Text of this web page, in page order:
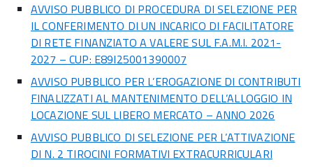
AVVISO PUBBLICO DI PROCEDURA DI SELEZIONE PER
IL CONFERIMENTO DI UN INCARICO DI FACILITATORE
DI RETE FINANZIATO A VALERE SUL F.A.M.I. 2021-
2027 – CUP: E89I25001390007
AVVISO PUBBLICO PER L’EROGAZIONE DI CONTRIBUTI
FINALIZZATI AL MANTENIMENTO DELL’ALLOGGIO IN
LOCAZIONE SUL LIBERO MERCATO – ANNO 2026
AVVISO PUBBLICO DI SELEZIONE PER L’ATTIVAZIONE
DI N. 2 TIROCINI FORMATIVI EXTRACURRICULARI